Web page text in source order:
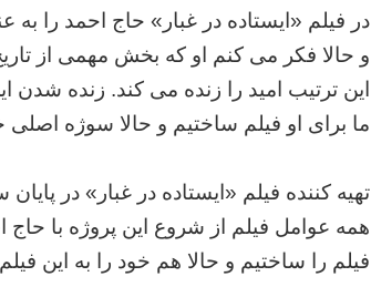
در فیلم «ایستاده در غبار» حاج احمد را
و حالا فکر می کنم او که بخش مهمی از
این ترتیب امید را زنده می کند. زنده شدن
ما برای او فیلم ساختیم و حالا سوژه
تهیه کننده فیلم «ایستاده در غبار» در
همه عوامل فیلم از شروع این پروژه با حاج
فیلم را ساختیم و حالا هم خود را به این